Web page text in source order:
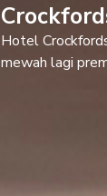
Hotel
mewah lagi